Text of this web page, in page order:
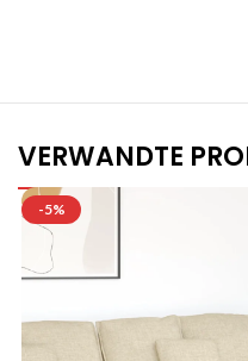
VERWANDTE
-5%